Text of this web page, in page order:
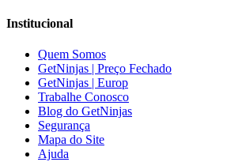
Institucional
Quem Somos
GetNinjas | Preço Fechado
GetNinjas | Europ
Trabalhe Conosco
Blog do GetNinjas
Segurança
Mapa do Site
Ajuda